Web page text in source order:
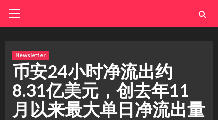
Menu
Newsletter
币安24小时净流出约
8.31亿美元，创去年11
月以来最大单日净流出量